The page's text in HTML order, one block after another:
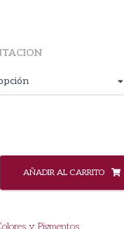
AÑADIR AL CARRITO
y Pigmentos